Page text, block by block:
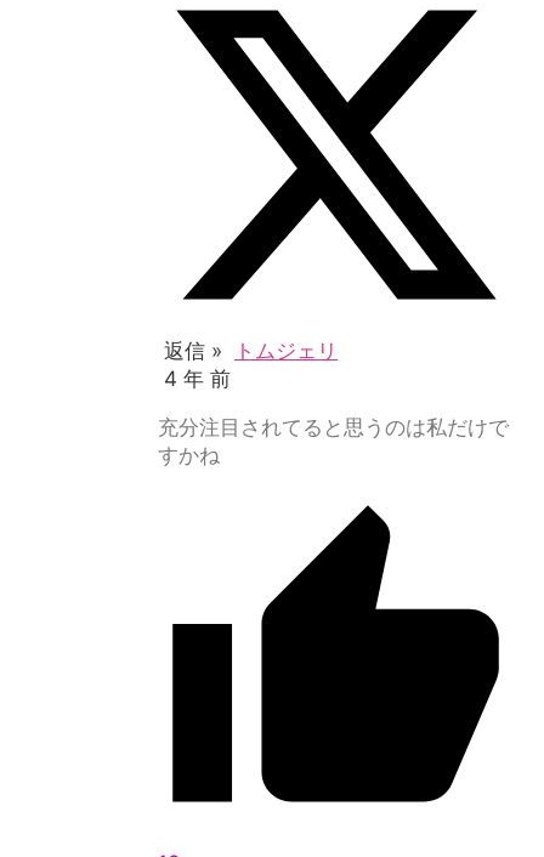
返信 »
トムジェリ
4 年 前
充分注目されてると思うのは私だけで
すかね